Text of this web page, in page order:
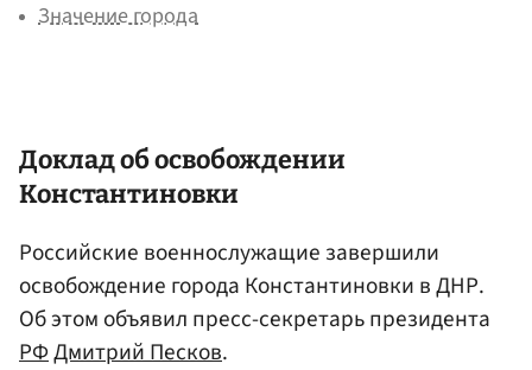
Значение города
Доклад об освобождении
Константиновки
Российские военнослужащие завершили
освобождение города Константиновки в ДНР.
Об этом объявил пресс-секретарь президента
РФДмитрий Песков.